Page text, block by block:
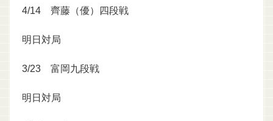
4/14 齊藤（優）四段戦
明日対局
3/23 富岡九段戦
明日対局